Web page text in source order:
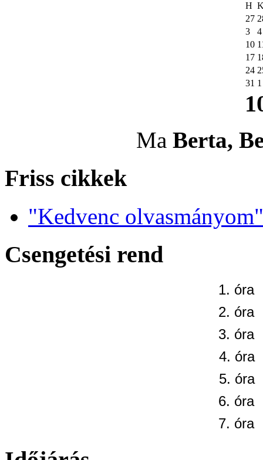
H
27
3
4
10
17
24
31 1
Ma Berta,
Friss cikkek
"Kedvenc
Csengetési rend
1. óra
2. óra
3. óra
4. óra
5.
6. óra
7. óra